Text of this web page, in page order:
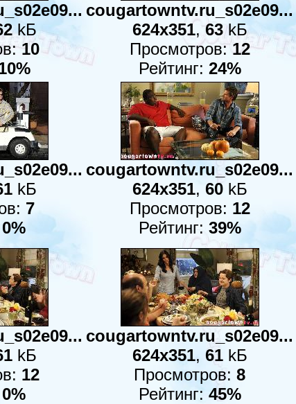
kБ
10
cougartowntv.ru_s02e09...
624x351,63kБ
Просмотров:12
Рейтинг: 24%
kБ
7
0%
cougartowntv.ru_s02e09...
624x351, 60kБ
Просмотров: 12
Рейтинг: 39%
kБ
12
0%
cougartowntv.ru_s02e09...
624x351, 61kБ
Просмотров: 8
Рейтинг: 45%